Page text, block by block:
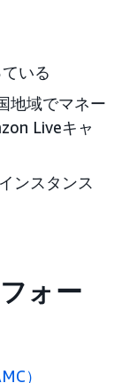
いる
地域でマネー
Liveキャ
ンスタンス
ォー
）